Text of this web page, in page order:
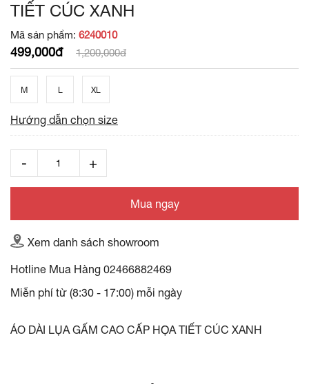
TIẾT CÚC XANH
Mã sản phẩm: 6240010
499,000đ 1,200,000đ
M L XL
Hướng dẫn chọn size
Mua ngay
Xem danh sách showroom
Hotline Mua Hàng 02466882469
Miễn phí từ (8:30 - 17:00) mỗi ngày
ÁO DÀI LỤA GẤM CAO CẤP HỌA TIẾT CÚC XANH